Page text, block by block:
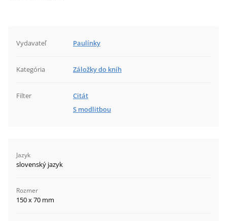
Vydavateľ Paulínky
Kategória Záložky do kníh
Filter
Citát
S modlitbou
Jazyk
slovenský jazyk
Rozmer
150 x 70 mm